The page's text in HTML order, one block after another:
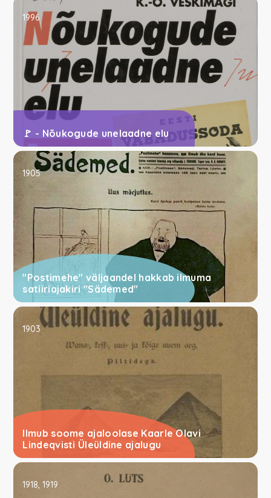
🚩 - Nõukogude unelaadne elu
1996
"Postimehe" väljaandel hakkab ilmuma
satiiriajakiri "Sädemed"
1905
Ilmub soome ajaloolase Kaarle Olavi
Lindeqvisti Üleüldine ajalugu
1903
1918, 1919